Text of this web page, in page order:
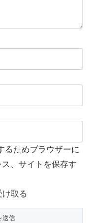
るためブラウザーに
、サイトを保存す
取る